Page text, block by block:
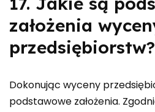
założenia
przedsiębiorstw?
Dokonując wyceny
podstawowe założenia.